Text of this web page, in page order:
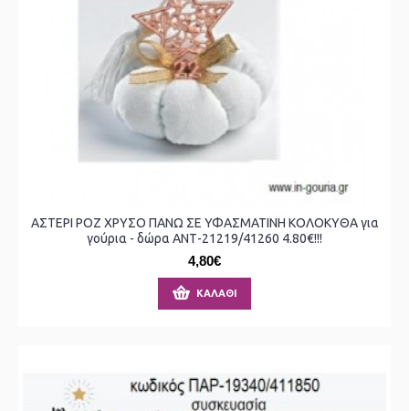
ΑΣΤΕΡΙ ΡΟΖ ΧΡΥΣΟ ΠΑΝΩ ΣΕ ΥΦΑΣΜΑΤΙΝΗ ΚΟΛΟΚΥΘΑ για
γούρια - δώρα ΑΝΤ-21219/41260 4.80€!!!
4,80€
ΚΑΛΆΘΙ